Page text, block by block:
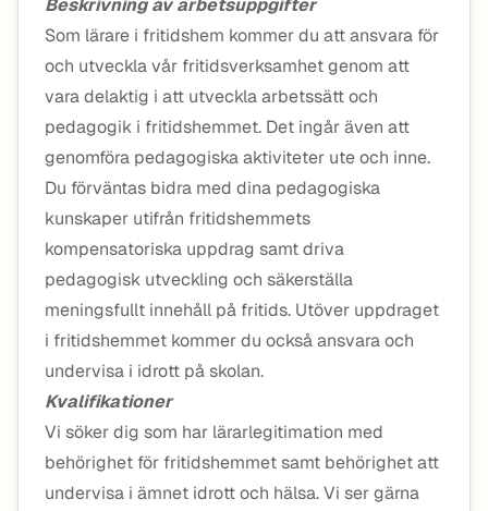
Beskrivning av arbetsuppgifter
Som lärare i fritidshem kommer du att ansvara för
och utveckla vår fritidsverksamhet genom att
vara delaktig i att utveckla arbetssätt och
pedagogik i fritidshemmet. Det ingår även att
genomföra pedagogiska aktiviteter ute och inne.
Du förväntas bidra med dina pedagogiska
kunskaper utifrån fritidshemmets
kompensatoriska uppdrag samt driva
pedagogisk utveckling och säkerställa
meningsfullt innehåll på fritids. Utöver uppdraget
i fritidshemmet kommer du också ansvara och
undervisa i idrott på skolan.
Kvalifikationer
Vi söker dig som har lärarlegitimation med
behörighet för fritidshemmet samt behörighet att
undervisa i ämnet idrott och hälsa. Vi ser gärna